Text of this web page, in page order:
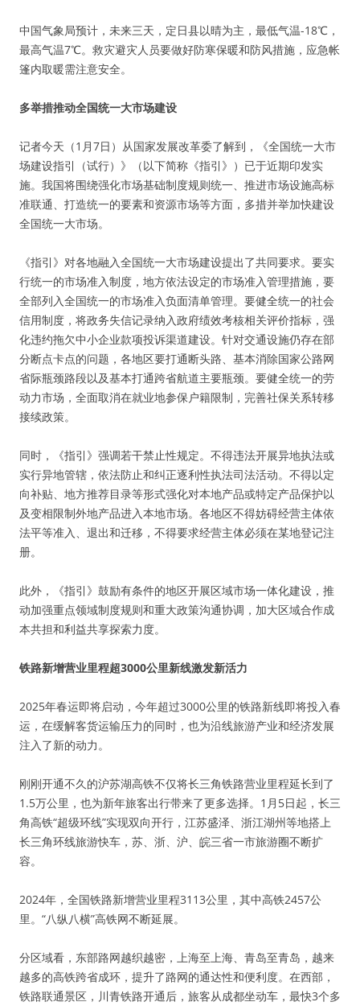
中国气象局预计，未来三天，定日县以晴为主，最低气温-18℃，
最高气温7℃。救灾避灾人员要做好防寒保暖和防风措施，应急帐
篷内取暖需注意安全。
多举措推动全国统一大市场建设
记者今天（1月7日）从国家发展改革委了解到，《全国统一大市
场建设指引（试行）》（以下简称《指引》）已于近期印发实
施。我国将围绕强化市场基础制度规则统一、推进市场设施高标
准联通、打造统一的要素和资源市场等方面，多措并举加快建设
全国统一大市场。
《指引》对各地融入全国统一大市场建设提出了共同要求。要实
行统一的市场准入制度，地方依法设定的市场准入管理措施，要
全部列入全国统一的市场准入负面清单管理。要健全统一的社会
信用制度，将政务失信记录纳入政府绩效考核相关评价指标，强
化违约拖欠中小企业款项投诉渠道建设。针对交通设施仍存在部
分断点卡点的问题，各地区要打通断头路、基本消除国家公路网
省际瓶颈路段以及基本打通跨省航道主要瓶颈。要健全统一的劳
动力市场，全面取消在就业地参保户籍限制，完善社保关系转移
接续政策。
同时，《指引》强调若干禁止性规定。不得违法开展异地执法或
实行异地管辖，依法防止和纠正逐利性执法司法活动。不得以定
向补贴、地方推荐目录等形式强化对本地产品或特定产品保护以
及变相限制外地产品进入本地市场。各地区不得妨碍经营主体依
法平等准入、退出和迁移，不得要求经营主体必须在某地登记注
册。
此外，《指引》鼓励有条件的地区开展区域市场一体化建设，推
动加强重点领域制度规则和重大政策沟通协调，加大区域合作成
本共担和利益共享探索力度。
铁路新增营业里程超3000公里新线激发新活力
2025年春运即将启动，今年超过3000公里的铁路新线即将投入春
运，在缓解客货运输压力的同时，也为沿线旅游产业和经济发展
注入了新的动力。
刚刚开通不久的沪苏湖高铁不仅将长三角铁路营业里程延长到了
1.5万公里，也为新年旅客出行带来了更多选择。1月5日起，长三
角高铁“超级环线”实现双向开行，江苏盛泽、浙江湖州等地搭上
长三角环线旅游快车，苏、浙、沪、皖三省一市旅游圈不断扩
容。
2024年，全国铁路新增营业里程3113公里，其中高铁2457公
里。“八纵八横”高铁网不断延展。
分区域看，东部路网越织越密，上海至上海、青岛至青岛，越来
越多的高铁跨省成环，提升了路网的通达性和便利度。在西部，
铁路联通景区，川青铁路开通后，旅客从成都坐动车，最快3个多